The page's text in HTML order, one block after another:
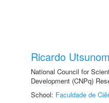
Ricardo
National Council for
Development (CNPq)
School: Faculdade de